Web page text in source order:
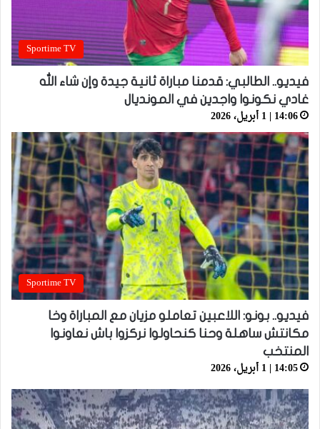
Sportime TV
فيديو.. الطالبي: قدمنا مباراة ثانية جيدة وإن شاء الله
غادي نكونوا واجدين في المونديال
14:06 | 1 أبريل، 2026
Sportime TV
فيديو.. بونو: اللاعبين تعاملو مزيان مع المباراة وخا
مكانتش ساهلة وحنا كنحاولوا نركزوا باش نعاونوا
المنتخب
14:05 | 1 أبريل، 2026